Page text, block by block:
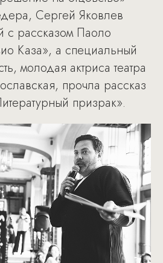
Сергей Яковлев
с рассказом Паоло
Каза», а специальный
молодая актриса театра
прочла рассказ
призрак».